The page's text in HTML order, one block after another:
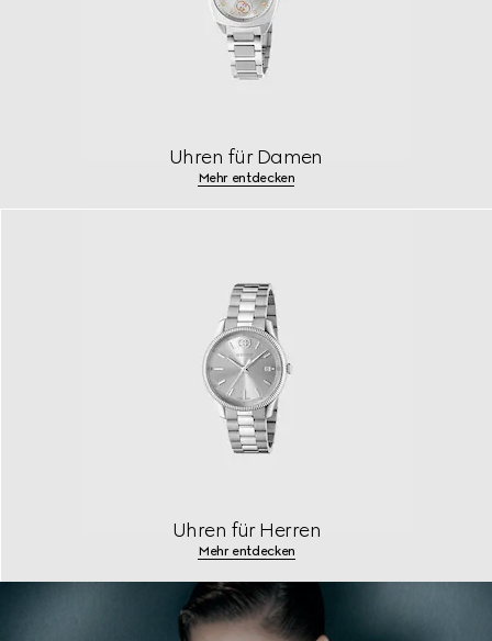
Uhren für Damen
Mehr entdecken
Uhren für Herren
Mehr entdecken